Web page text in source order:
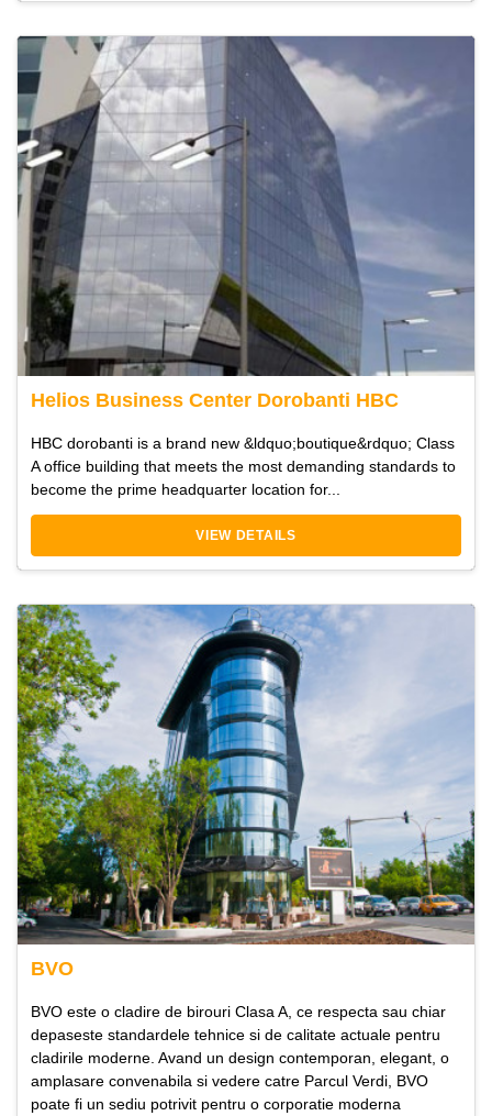
Helios Business Center Dorobanti HBC
HBC dorobanti is a brand new &ldquo;boutique&rdquo; Class
A office building that meets the most demanding standards to
become the prime headquarter location for...
VIEW DETAILS
BVO
BVO este o cladire de birouri Clasa A, ce respecta sau chiar
depaseste standardele tehnice si de calitate actuale pentru
cladirile moderne. Avand un design contemporan, elegant, o
amplasare convenabila si vedere catre Parcul Verdi, BVO
poate fi un sediu potrivit pentru o corporatie moderna